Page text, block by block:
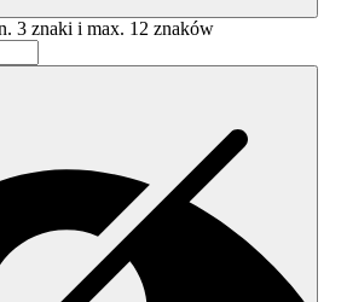
3 znaki i max. 12 znaków